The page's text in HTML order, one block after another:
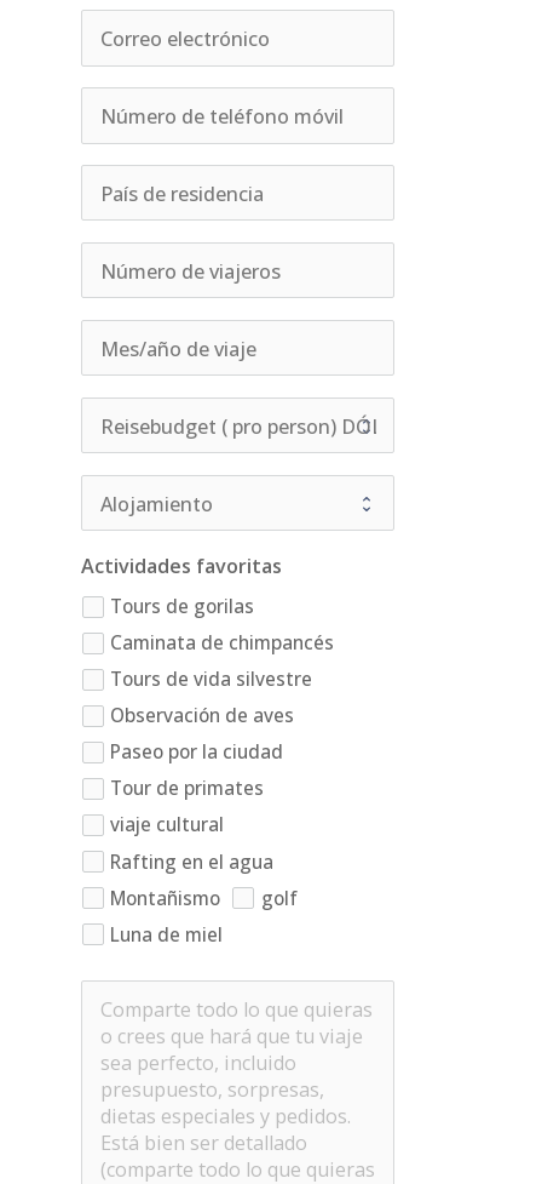
Actividades favoritas
Tours de gorilas
Caminata de chimpancés
Tours de vida silvestre
Observación de aves
Paseo por la ciudad
Tour de primates
viaje cultural
Rafting en el agua
Montañismo
golf
Luna de miel